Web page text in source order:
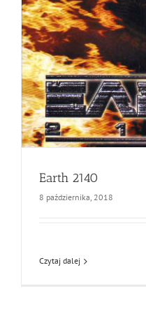
Earth 2140
8 października, 2018
Czytaj dalej